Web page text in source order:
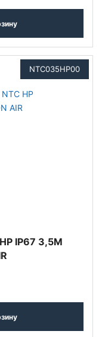
NTC035HP00
IP67 3,5M